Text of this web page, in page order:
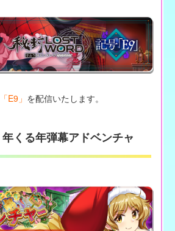
E9」 を配信いたします。
くる年弾幕アドベンチャ